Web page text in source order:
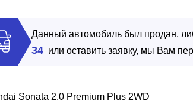
Данный автомобиль был продан,
34 или оставить заявку, мы Вам